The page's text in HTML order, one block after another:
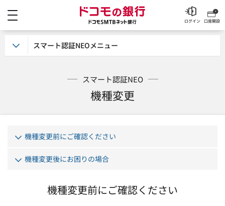
ドコモの銀行 ドコモ
口座開設
ログイン
スマート認証NEO
機種変更
機種変更前にご確認ください
機種変更後にお困りの場合
機種変更前にご確認ください
スマート認証NEOメニュー